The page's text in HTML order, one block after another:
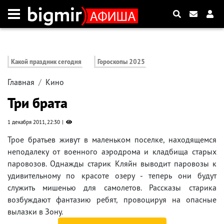
Какой праздник сегодня Гороскопы 2025
Главная Кино
Три брата
1 декабря 2011, 22:30
Трое братьев живут в маленьком поселке, находящемся
неподалеку от военного аэродрома и кладбища старых
паровозов. Однажды старик Кляйн выводит паровозы к
удивительному по красоте озеру - теперь они будут
служить мишенью для самолетов. Рассказы старика
возбуждают фантазию ребят, провоцируя на опасные
вылазки в Зону.